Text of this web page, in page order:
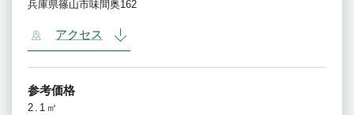
兵庫県篠山市味間奥162
アクセス
参考価格
2.1㎡